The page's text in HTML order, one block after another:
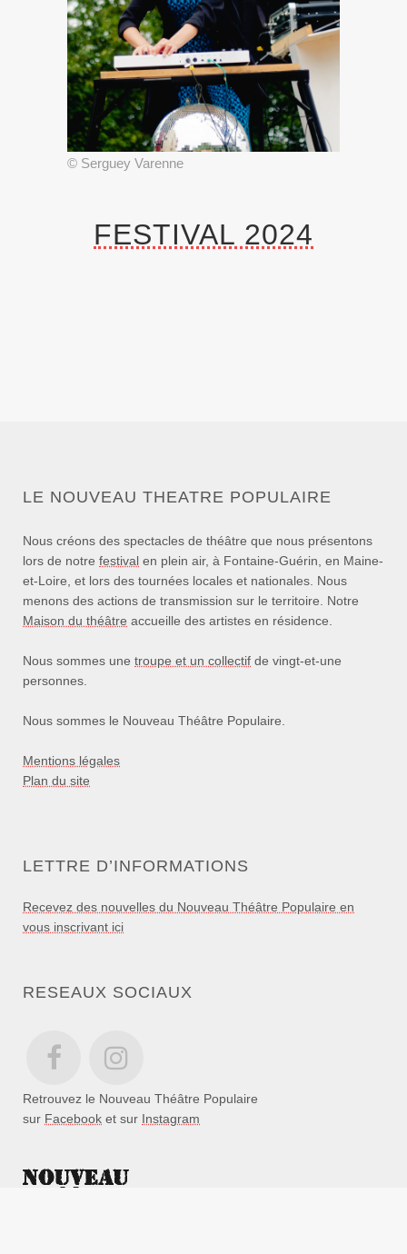
© Serguey Varenne
FESTIVAL 2024
LE NOUVEAU THEATRE POPULAIRE
Nous créons des spectacles de théâtre que nous présentons
lors de notre festival en plein air, à Fontaine-Guérin, en Maine-
et-Loire, et lors des tournées locales et nationales. Nous
menons des actions de transmission sur le territoire. Notre
Maison du théâtre accueille des artistes en résidence.
Nous sommes une troupe et un collectif de vingt-et-une
personnes.
Nous sommes le Nouveau Théâtre Populaire.
Mentions légales
Plan du site
LETTRE D’INFORMATIONS
Recevez des nouvelles du Nouveau Théâtre Populaire en
vous inscrivant ici
RESEAUX SOCIAUX
Retrouvez le Nouveau Théâtre Populaire
sur Facebook et sur Instagram